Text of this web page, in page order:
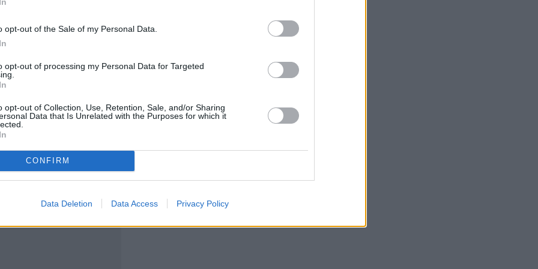
opt-out of the Sale of my Personal Data.
opt-out of processing my Personal Data for Targeted
opt-out of Collection, Use, Retention, Sale, and/or Sharing
Data that Is Unrelated with the Purposes for which it
CONFIRM
Data Deletion Data Access Privacy Policy
δήλωσε σχετικά:
εντάσσεται στο σχεδιασμό για την
οπτικοακουστικού και τεχνολογικού
πολιτιστικής εμπειρίας με την καινοτομία και την
ενδυνάμωση της ελληνικής οικονομίας και